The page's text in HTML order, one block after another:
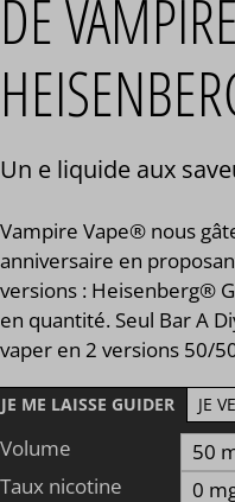
DE
Un e liquide aux
Vampire Vape® nous
anniversaire en
versions : Heisenberg®
en quantité. Seul Bar A
vaper en 2 versions 50/
JE ME LAISSE GUIDER JE
Volume
Taux nicotine